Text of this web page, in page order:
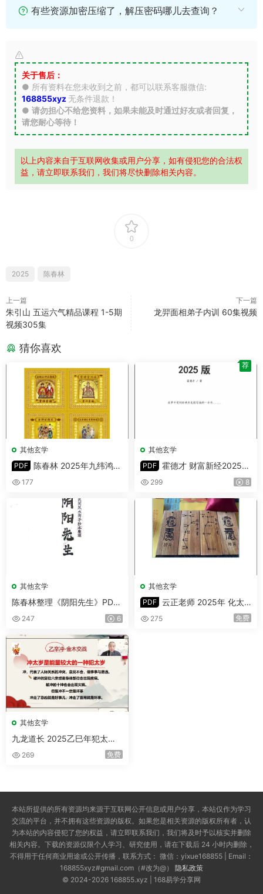
有些资源加密压缩了，解压密码哪儿去查询？
关于售后：
● 所有资料在您未收到之前，都可以联系客服微信:
168855xyz 无条件退款！
● 请勿担心不给您资料，如果未能及时通过好友或者回复，
请您耐心等待！
以上内容来自于互联网收集或用户分享，如有侵犯您的合法权
益，请立即联系我们，我们将尽快删除相关内容。
0
2025 陈春林
上一篇
朱引山 五运六气精品课程 1-5期
视频305集
下一篇
龙羿面相弟子内训 60集视频
猜你喜欢
其他玄学
PDF 陈春林 2025年九纬鸿运
皇极梅花 文创冥币使用方法 P
177
其他玄学
PDF 霍德才 财富新经2025版
PDF 422页
299 8
荐
其他玄学
陈春林整理《阴阳先生》PDF
53页 民间风水师手抄本整理
247 6
其他玄学
PDF 云正老师 2025年 化太
岁法 PD
275 免费
其他玄学
九龙道长 2025乙巳年犯太岁
专题课程 视频1集+课件
269 免费
本站所提供的所有资源均来源于互联网公开信息或用户分享，本站仅作为学习
交流的平台，并不拥有这些资源的版权。如果您是相关资源的版权所有者，认
为本站的内容侵犯了您的权益，请立即联系我们，我们将及时予以核实并删除
相关内容。下载的资源仅限个人学习、研究使用，请在下载后 24 小时内删除，
不得用于任何商业用途或公开传播，联系方式： 微信：yixue168855 | Email：
168855xyz#gmail.com（#改为@） 隐私政策
© 2024-2026 168855.xyz | 168易学分享网